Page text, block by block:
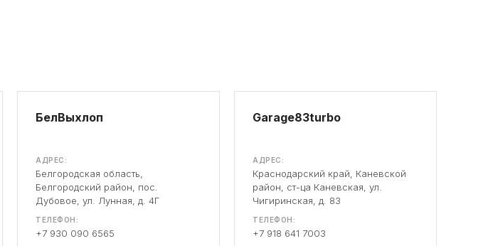
БелВыхлоп
АДРЕС:
Белгородская область,
Белгородский район, пос.
Дубовое, ул. Лунная, д. 4Г
ТЕЛЕФОН:
+7 930 090 6565
Garage83turbo
АДРЕС:
Краснодарский край, Каневской
район, ст-ца Каневская, ул.
Чигиринская, д. 83
ТЕЛЕФОН:
+7 918 641 7003